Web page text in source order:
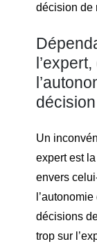
décision de
Un
expert est
envers
décisions
trop sur